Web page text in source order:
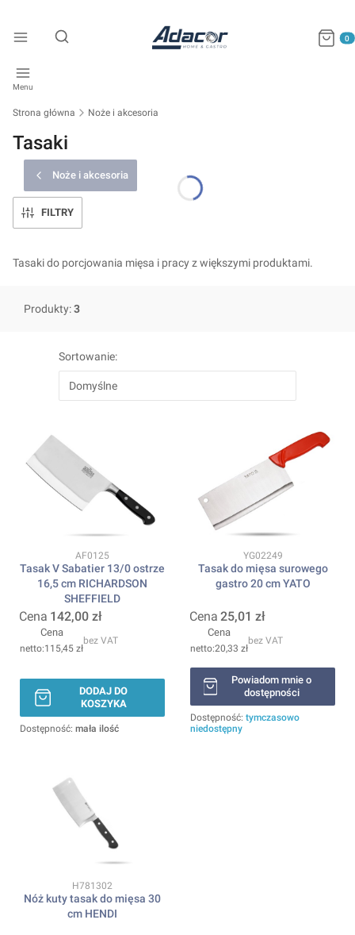
Otwórz wyszukiwarkę
Menu
Strona główna Noże i akcesoria
Tasaki
Noże i akcesoria
FILTRY
Tasaki do porcjowania mięsa i pracy z większymi produktami.
Produkty:3
Sortowanie:
Domyślne
Kod produktu
AF0125
Tasak V Sabatier 13/0 ostrze
16,5 cm RICHARDSON
SHEFFIELD
Cena 142,00 zł
Cena
115,45 zł
bez VAT
DODAJ DO
KOSZYKA
Dostępność: mała ilość
Kod produktu
YG02249
Tasak do mięsa surowego
gastro 20 cm YATO
Cena 25,01 zł
Cena
20,33 zł
bez VAT
Powiadom mnie o
dostępności
Dostępność: tymczasowo
niedostępny
Kod produktu
H781302
Nóż kuty tasak do mięsa 30
cm HENDI